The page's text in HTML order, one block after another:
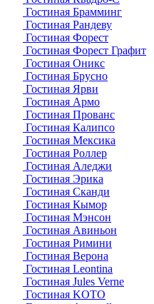
Гостиная Брамминг
Гостиная Рандеву
Гостиная Форест
Гостиная Форест Графит
Гостиная Оникс
Гостиная Брусно
Гостиная Ярви
Гостиная Армо
Гостиная Прованс
Гостиная Калипсо
Гостиная Мексика
Гостиная Роллер
Гостиная Аледжи
Гостиная Эрика
Гостиная Сканди
Гостиная Кымор
Гостиная Мэнсон
Гостиная Авиньон
Гостиная Римини
Гостиная Верона
Гостиная Leontina
Гостиная Jules Verne
Гостиная KOTO